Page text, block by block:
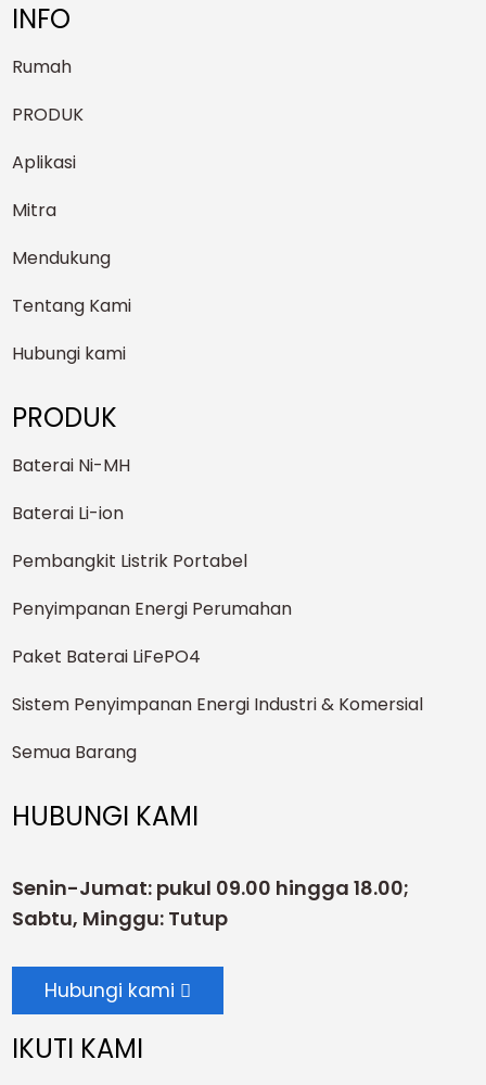
INFO
Rumah
PRODUK
Aplikasi
Mitra
Mendukung
Tentang Kami
Hubungi kami
PRODUK
Baterai Ni-MH
Baterai Li-ion
Pembangkit Listrik Portabel
Penyimpanan Energi Perumahan
Paket Baterai LiFePO4
Sistem Penyimpanan Energi Industri & Komersial
Semua Barang
HUBUNGI KAMI
Senin-Jumat: pukul 09.00 hingga 18.00;
Sabtu, Minggu: Tutup
Hubungi kami
IKUTI KAMI